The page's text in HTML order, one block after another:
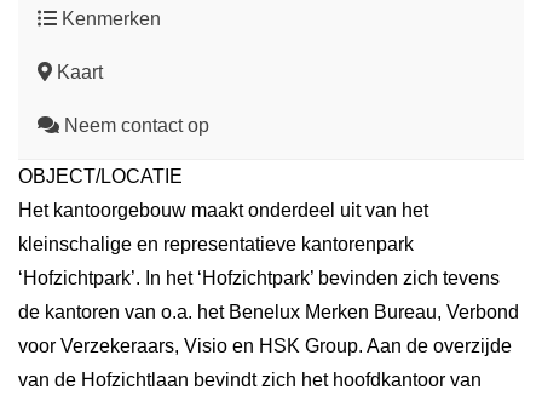
Kenmerken
Kaart
Neem contact op
OBJECT/LOCATIE
Het kantoorgebouw maakt onderdeel uit van het
kleinschalige en representatieve kantorenpark
‘Hofzichtpark’. In het ‘Hofzichtpark’ bevinden zich tevens
de kantoren van o.a. het Benelux Merken Bureau, Verbond
voor Verzekeraars, Visio en HSK Group. Aan de overzijde
van de Hofzichtlaan bevindt zich het hoofdkantoor van